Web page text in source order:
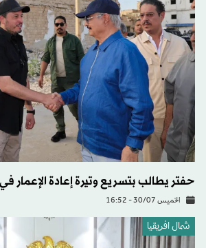
حفتر يطالب بتسريع وتيرة إعادة الإعمار في
الخميس 30/07 - 16:52
شمال افريقيا